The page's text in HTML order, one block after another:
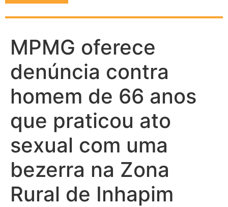
MPMG oferece
denúncia contra
homem de 66 anos
que praticou ato
sexual com uma
bezerra na Zona
Rural de Inhapim